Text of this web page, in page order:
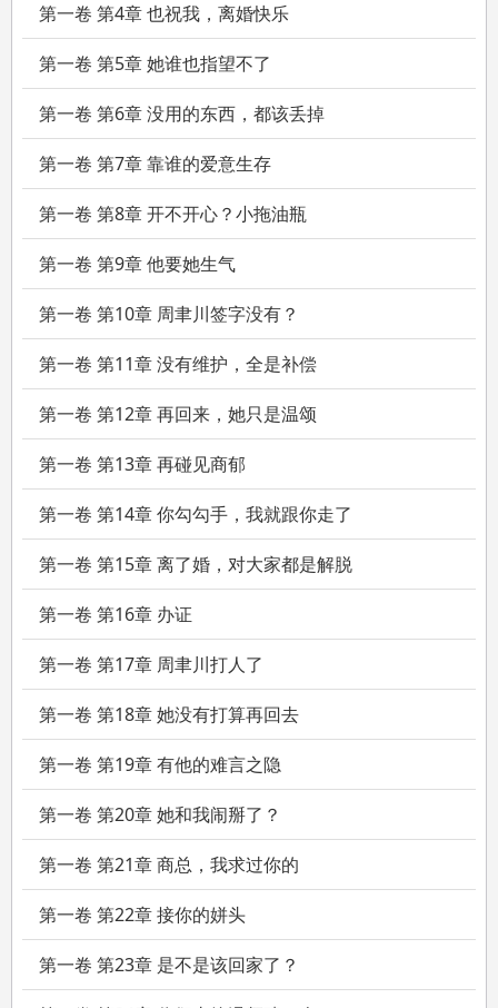
第一卷 第4章 也祝我，离婚快乐
第一卷 第5章 她谁也指望不了
第一卷 第6章 没用的东西，都该丢掉
第一卷 第7章 靠谁的爱意生存
第一卷 第8章 开不开心？小拖油瓶
第一卷 第9章 他要她生气
第一卷 第10章 周聿川签字没有？
第一卷 第11章 没有维护，全是补偿
第一卷 第12章 再回来，她只是温颂
第一卷 第13章 再碰见商郁
第一卷 第14章 你勾勾手，我就跟你走了
第一卷 第15章 离了婚，对大家都是解脱
第一卷 第16章 办证
第一卷 第17章 周聿川打人了
第一卷 第18章 她没有打算再回去
第一卷 第19章 有他的难言之隐
第一卷 第20章 她和我闹掰了？
第一卷 第21章 商总，我求过你的
第一卷 第22章 接你的姘头
第一卷 第23章 是不是该回家了？